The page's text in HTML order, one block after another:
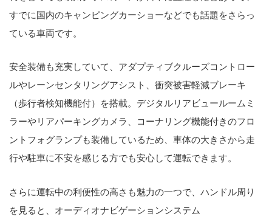
すでに国内のキャンピングカーショーなどでも話題をさらっ
ている車両です。
安全装備も充実していて、アダプティブクルーズコントロー
ルやレーンセンタリングアシスト、衝突被害軽減ブレーキ
（歩行者検知機能付）を搭載。デジタルリアビュールームミ
ラーやリアパーキングカメラ、コーナリング機能付きのフロ
ントフォグランプも装備しているため、車体の大きさから走
行や駐車に不安を感じる方でも安心して運転できます。
さらに運転中の利便性の高さも魅力の一つで、ハンドル周り
を見ると、オーディオナビゲーションシステム